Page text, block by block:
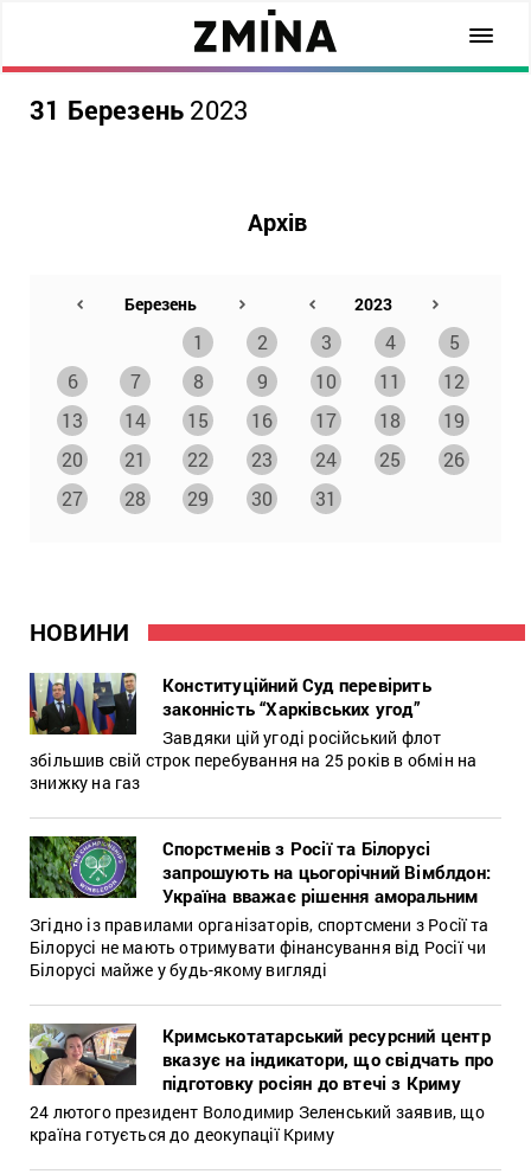
31 Березень 2023
НОВИНИ
Конституційний Суд перевірить
законність “Харківських угод”
Завдяки цій угоді російський флот
збільшив свій строк перебування на 25 років в обмін на
знижку на газ
Спорстменів з Росії та Білорусі
запрошують на цьогорічний Вімблдон:
Україна вважає рішення аморальним
Згідно із правилами організаторів, спортсмени з Росії та
Білорусі не мають отримувати фінансування від Росії чи
Білорусі майже у будь-якому вигляді
Кримськотатарський ресурсний центр
вказує на індикатори, що свідчать про
підготовку росіян до втечі з Криму
24 лютого президент Володимир Зеленський заявив, що
країна готується до деокупації Криму
Архів
1 2 3 4
5
6
7 8 9 10 11
12
13
14 15 16 17 18
19
20
21 22 23 24 25
26
27
28 29 30 31